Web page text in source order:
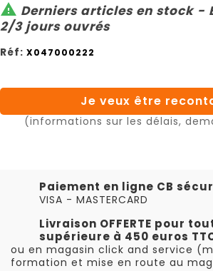
 Derniers articles en stock -
2/3 jours ouvrés
Réf: X047000222
Je veux être
(informations sur les délais,
Paiement en ligne CB
VISA - MASTERCARD
Livraison OFFERTE pour
supérieure à 450 euros
ou en magasin click and service
formation et mise en route au